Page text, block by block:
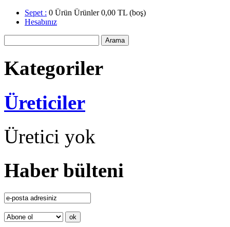
Sepet : 0 Ürün Ürünler 0,00 TL (boş)
Hesabınız
Kategoriler
Üreticiler
Üretici yok
Haber bülteni